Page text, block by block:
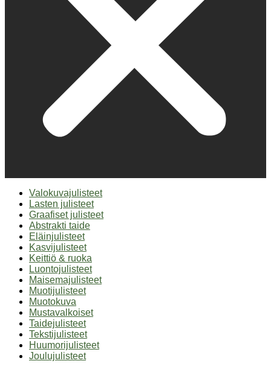
Valokuvajulisteet
Lasten julisteet
Graafiset julisteet
Abstrakti taide
Eläinjulisteet
Kasvijulisteet
Keittiö & ruoka
Luontojulisteet
Maisemajulisteet
Muotijulisteet
Muotokuva
Mustavalkoiset
Taidejulisteet
Tekstijulisteet
Huumorijulisteet
Joulujulisteet